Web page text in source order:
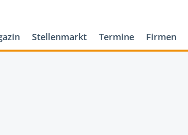
Stellenmarkt Termine Firmen